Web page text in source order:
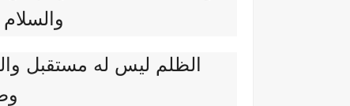
والسلام
الظلم ليس له مستقبل